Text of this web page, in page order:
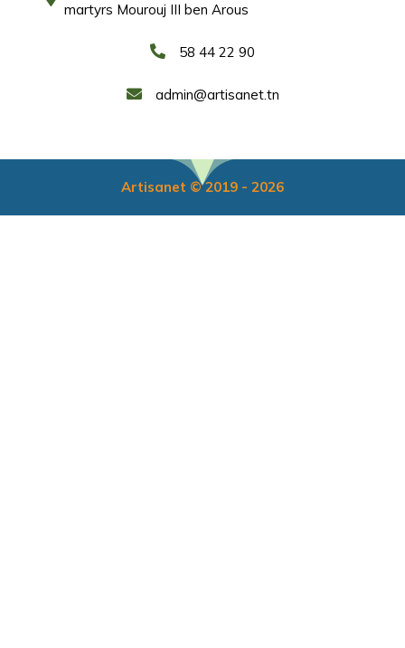
martyrs Mourouj III ben Arous
58 44 22 90
admin@artisanet.tn
Artisanet © 2019 - 2026